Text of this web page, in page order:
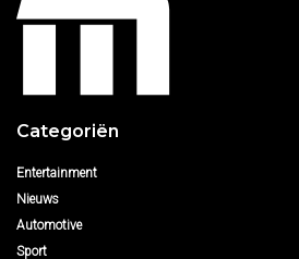
Categoriën
Entertainment
Nieuws
Automotive
Sport